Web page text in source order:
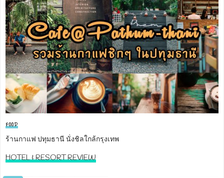
FOOD
ร้านกาแฟ ปทุมธานี นั่งชิลใกล้กรุงเทพ
HOTEL & RESORT REVIEW